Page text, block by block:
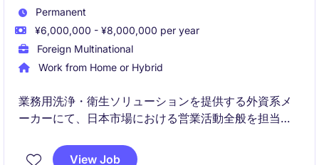
Permanent
¥6,000,000 - ¥8,000,000 per year
Foreign Multinational
Work from Home or Hybrid
業務用洗浄・衛生ソリューションを提供する外資系メ
ーカーにて、日本市場における営業活動全般を担当い
開拓や販売チャネル拡大を通じて、事業成長を牽引し
View Job